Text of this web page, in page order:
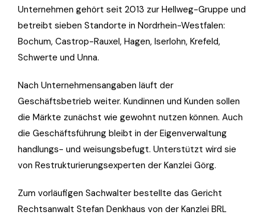
Unternehmen gehört seit 2013 zur Hellweg-Gruppe und
betreibt sieben Standorte in Nordrhein-Westfalen:
Bochum, Castrop-Rauxel, Hagen, Iserlohn, Krefeld,
Schwerte und Unna.
Nach Unternehmensangaben läuft der
Geschäftsbetrieb weiter. Kundinnen und Kunden sollen
die Märkte zunächst wie gewohnt nutzen können. Auch
die Geschäftsführung bleibt in der Eigenverwaltung
handlungs- und weisungsbefugt. Unterstützt wird sie
von Restrukturierungsexperten der Kanzlei Görg.
Zum vorläufigen Sachwalter bestellte das Gericht
Rechtsanwalt Stefan Denkhaus von der Kanzlei BRL